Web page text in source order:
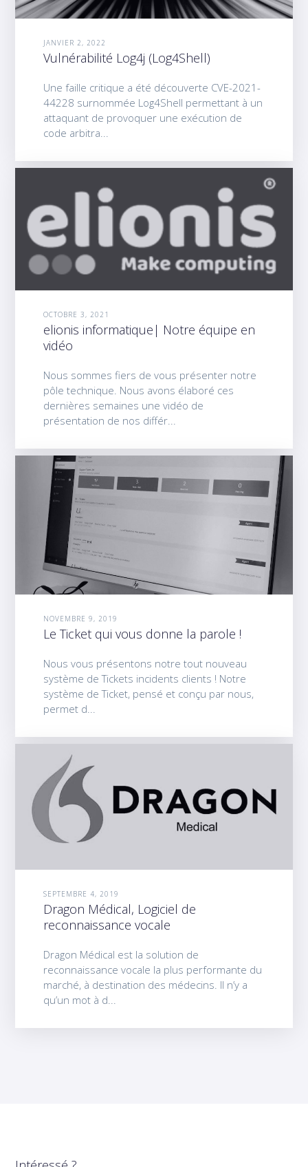
JANVIER 2, 2022
Vulnérabilité Log4j (Log4Shell)
Une faille critique a été découverte CVE-2021-
44228 surnommée Log4Shell permettant à un
attaquant de provoquer une exécution de
code arbitra...
OCTOBRE 3, 2021
elionis informatique| Notre équipe en
vidéo
Nous sommes fiers de vous présenter notre
pôle technique. Nous avons élaboré ces
dernières semaines une vidéo de
présentation de nos différ...
NOVEMBRE 9, 2019
Le Ticket qui vous donne la parole !
Nous vous présentons notre tout nouveau
système de Tickets incidents clients ! Notre
système de Ticket, pensé et conçu par nous,
permet d...
SEPTEMBRE 4, 2019
Dragon Médical, Logiciel de
reconnaissance vocale
Dragon Médical est la solution de
reconnaissance vocale la plus performante du
marché, à destination des médecins. Il n’y a
qu’un mot à d...